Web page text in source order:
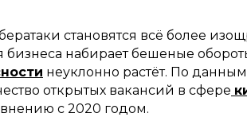
становятся всё более
набирает бешеные
неуклонно растёт. По
открытых вакансий в сфере
с 2020 годом.